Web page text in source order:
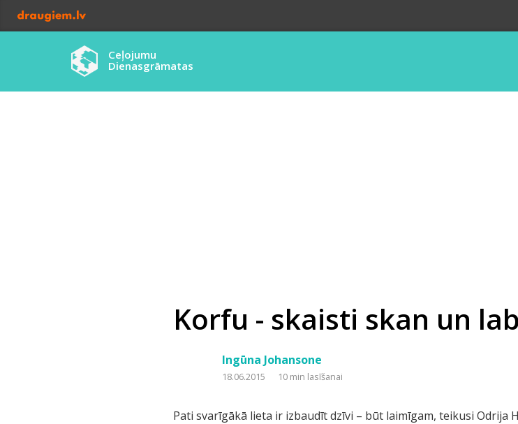
Ceļojumu
Dienasgrāmatas
Korfu - skaisti skan un
Ingūna Johansone
18.06.2015 10 min lasīšanai
Pati svarīgākā lieta ir izbaudīt dzīvi – būt laimīgam, teikusi Odrija